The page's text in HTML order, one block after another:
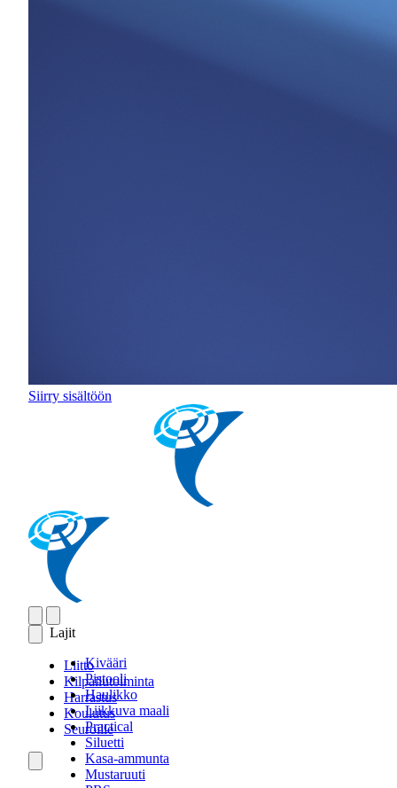
Siirry sisältöön
Lajit
Kivääri
Pistooli
Haulikko
Liikkuva maali
Practical
Siluetti
Kasa-ammunta
Mustaruuti
Liitto
Kilpailutoiminta
Harrastus
Koulutus
Seuroille